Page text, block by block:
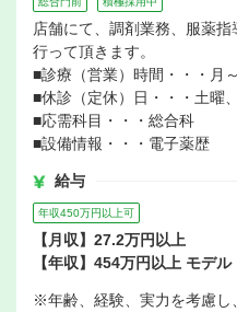
店舗にて、調剤業務、服薬
行って頂きます。
■診療（営業）時間・・・月
■休診（定休）日・・・土曜
■応需科目・・・総合科
■設備情報・・・電子薬歴
給与
年収450万円以上可
【月収】27.2万円以上
【年収】454万円以上 モデル
※年齢、経験、実力を考慮し